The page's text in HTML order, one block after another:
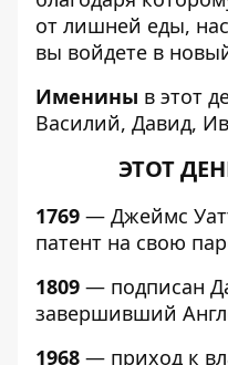
от лишней еды,
вы войдете в
Именины в этот
Василий, Давид,
ЭТОТ
1769 — Джеймс
патент на свою
1809 — подписан
завершивший
1968 — приход к